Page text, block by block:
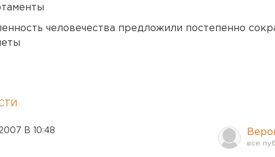
человечества предложили постепенно
В 10:48